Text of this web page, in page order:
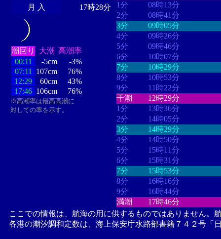
月 入
17時28分
潮回り 大潮 高潮率
00:11
-5cm
-3%
07:11
107cm
76%
12:29
60cm
43%
17:46 106cm 76%
※高潮率は最高高潮に
対しての率を示す。
1分
08時13分
2分
08時41分
3分
09時05分
4分
09時26分
5分
09時46分
6分
10時07分
7分
10時29分
8分
10時53分
9分
11時22分
干潮
12時29分
1分
13時36分
2分
14時05分
3分
14時29分
4分
14時50分
5分
15時11分
6分
15時31分
7分
15時53分
8分
16時16分
9分
16時44分
満潮
17時46分
ここでの情報は、航海の用に供するものではありません。
各港の潮汐調和定数は、海上保安庁水路部書籍７４２号「